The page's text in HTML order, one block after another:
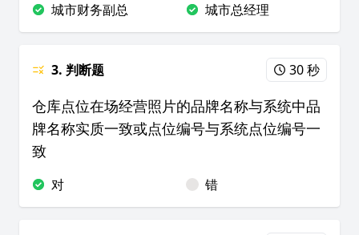
城市财务副总
城市总经理
3. 判断题 30 秒
仓库点位在场经营照片的品牌名称与系统中品
牌名称实质一致或点位编号与系统点位编号一
致
对 错